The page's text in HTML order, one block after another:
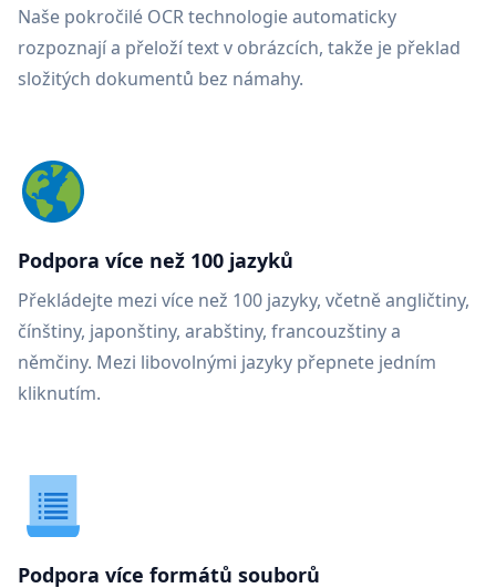
Naše pokročilé OCR technologie automaticky
rozpoznají a přeloží text v obrázcích, takže je překlad
složitých dokumentů bez námahy.
Podpora více než 100 jazyků
Překládejte mezi více než 100 jazyky, včetně angličtiny,
čínštiny, japonštiny, arabštiny, francouzštiny a
němčiny. Mezi libovolnými jazyky přepnete jedním
kliknutím.
Podpora více formátů souborů